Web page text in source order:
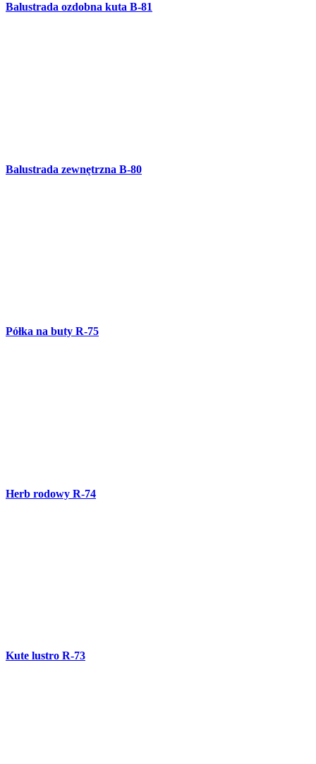
Balustrada ozdobna kuta B-81
Herb rodowy R-74
Kute lustro R-73
Ozdobny kuty wieszak R-72
Ozdobne lustro R-71